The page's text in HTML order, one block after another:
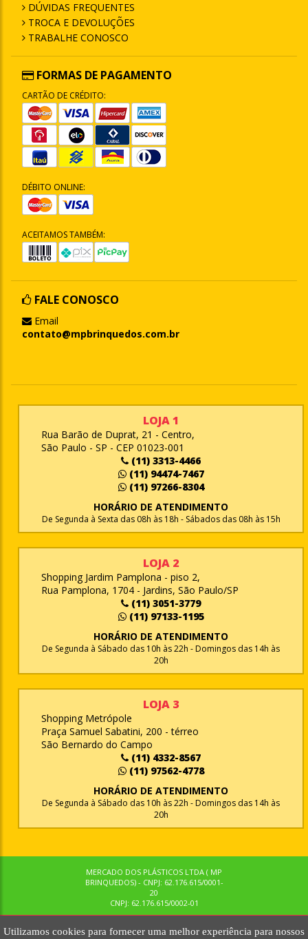
Utilizamos cookies para fornecer uma melhor experiência para nossos
DÚVIDAS FREQUENTES
TROCA E DEVOLUÇÕES
TRABALHE CONOSCO
FORMAS DE PAGAMENTO
CARTÃO DE CRÉDITO:
DÉBITO ONLINE:
ACEITAMOS TAMBÉM:
FALE CONOSCO
Email
contato@mpbrinquedos.com.br
LOJA 1
Rua Barão de Duprat, 21 - Centro,
São Paulo - SP - CEP 01023-001
(11) 3313-4466
(11) 94474-7467
(11) 97266-8304
HORÁRIO DE ATENDIMENTO
De Segunda à Sexta das 08h às 18h - Sábados das 08h às 15h
LOJA 2
Shopping Jardim Pamplona - piso 2,
Rua Pamplona, 1704 - Jardins, São Paulo/SP
(11) 3051-3779
(11) 97133-1195
HORÁRIO DE ATENDIMENTO
De Segunda à Sábado das 10h às 22h - Domingos das 14h às
20h
LOJA 3
Shopping Metrópole
Praça Samuel Sabatini, 200 - térreo
São Bernardo do Campo
(11) 4332-8567
(11) 97562-4778
HORÁRIO DE ATENDIMENTO
De Segunda à Sábado das 10h às 22h - Domingos das 14h às
20h
MERCADO DOS PLÁSTICOS LTDA ( MP
BRINQUEDOS) - CNPJ: 62.176.615/0001-
20
CNPJ: 62.176.615/0002-01